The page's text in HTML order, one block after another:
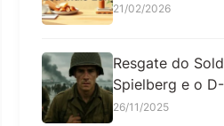
21/02/2026
Resgate do
Spielberg e o
26/11/2025